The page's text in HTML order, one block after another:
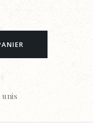
unis